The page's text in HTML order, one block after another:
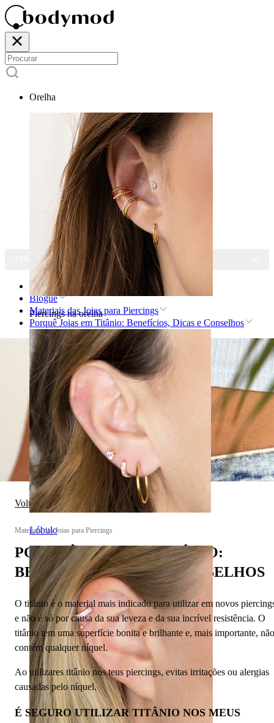
Orelha
Piercings na orelha
Lóbulo
-15% EM TODAS AS JOIAS
Home
Blogue
Materiais das Joias para Piercings
Porquê Joias em Titânio: Benefícios, Dicas e Conselhos
Voltar a Materiais das Joias para Piercings
Materiais das Joias para Piercings
PORQUÊ JOIAS EM TITÂNIO:
BENEFÍCIOS, DICAS E CONSELHOS
O titânio é o material mais indicado para utilizar em novos
e não é só por causa da sua leveza e da sua incrível resistência. O
titânio tem uma superfície bonita e brilhante e, mais importante, não
contém qualquer níquel.
Ao utilizares titânio nos teus piercings, evitas irritações ou alergias
causadas pelo níquel.
É SEGURO UTILIZAR TITÂNIO NOS MEUS